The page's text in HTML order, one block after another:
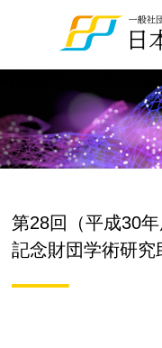
第28回（平成30
記念財団学術研究